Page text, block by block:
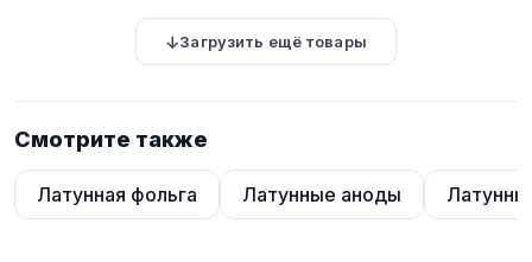
Загрузить ещё товары
Смотрите также
Латунная фольга Латунные аноды